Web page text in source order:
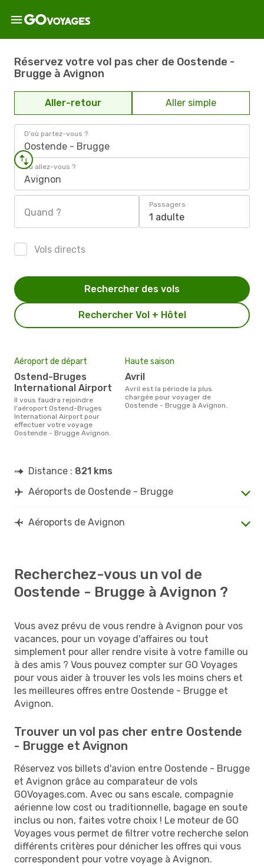
Réservez votre vol pas cher de Oostende -
Brugge à Avignon
Aller-retour Aller simple
D'où partez-vous ?
Oostende - Brugge
Où allez-vous ?
Avignon
Quand ?
Passagers
1 adulte
Vols directs
Rechercher Vol + Hôtel
Rechercher des vols
Aéroport de départ
Ostend-Bruges
International Airport
Il vous faudra rejoindre
l'aéroport Ostend-Bruges
International Airport pour
effectuer votre voyage
Oostende - Brugge Avignon.
Haute saison
avril
avril est la période la plus
chargée pour voyager de
Oostende - Brugge à Avignon.
Distance : 821 kms
Aéroports de Oostende - Brugge
Aéroports de Avignon
Recherchez-vous un vol de
Oostende - Brugge à Avignon ?
Vous avez prévu de vous rendre à Avignon pour vos
vacances, pour un voyage d'affaires ou tout
simplement pour aller rendre visite à votre famille ou
à des amis ? Vous pouvez compter sur GO Voyages
pour vous aider à trouver les vols les moins chers et
les meilleures offres entre Oostende - Brugge et
Avignon.
Trouver un vol pas cher entre Oostende
- Brugge et Avignon
Réservez vos billets d'avion entre Oostende - Brugge
et Avignon grâce au comparateur de vols
GOVoyages.com. Avec ou sans escale, compagnie
aérienne low cost ou traditionnelle, bagage en soute
inclus ou non, faites votre choix ! Le moteur de GO
Voyages vous permet de filtrer votre recherche selon
différents critères pour dénicher les offres qui vous
correspondent pour votre voyage à Avignon.